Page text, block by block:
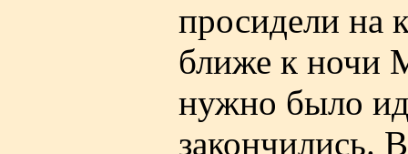
просидели на
ближе к ночи
нужно было
закончились.